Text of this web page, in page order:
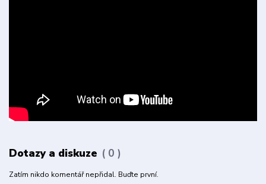
Dotazy a diskuze 0
Zatím nikdo komentář nepřidal. Buďte první.